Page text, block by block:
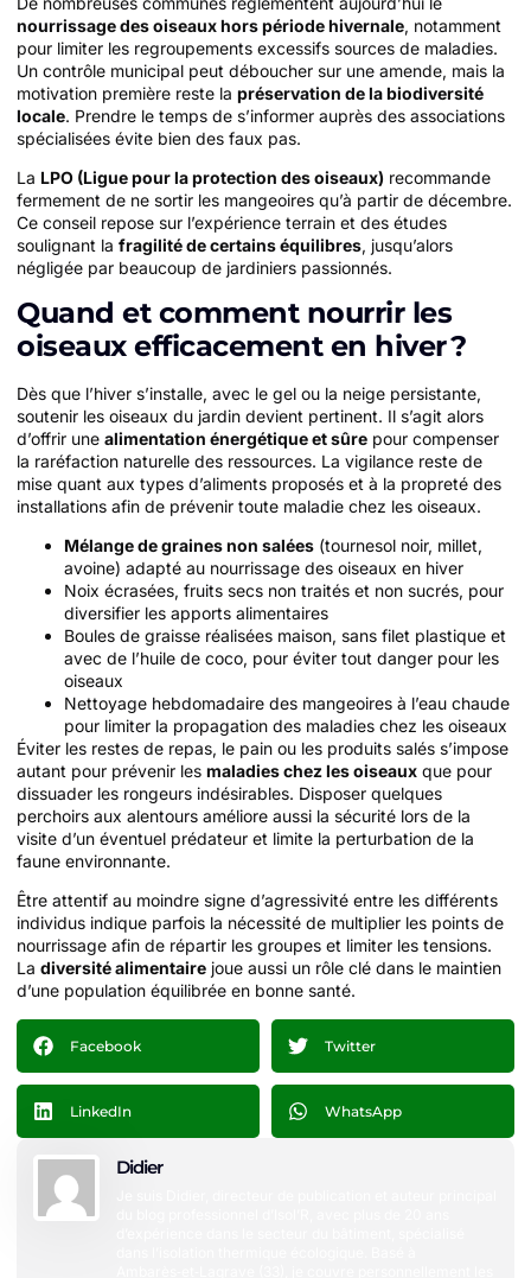
nourrissage des oiseaux hors période hivernale, notamment
pour limiter les regroupements excessifs sources de maladies.
Un contrôle municipal peut déboucher sur une amende, mais la
motivation première reste la préservation de la biodiversité
locale. Prendre le temps de s’informer auprès des associations
spécialisées évite bien des faux pas.
La LPO (Ligue pour la protection des oiseaux) recommande
fermement de ne sortir les mangeoires qu’à partir de décembre.
Ce conseil repose sur l’expérience terrain et des études
soulignant la fragilité de certains équilibres, jusqu’alors
négligée par beaucoup de jardiniers passionnés.
Quand et comment nourrir les
oiseaux efficacement en hiver ?
Dès que l’hiver s’installe, avec le gel ou la neige persistante,
soutenir les oiseaux du jardin devient pertinent. Il s’agit alors
d’offrir une alimentation énergétique et sûre pour compenser
la raréfaction naturelle des ressources. La vigilance reste de
mise quant aux types d’aliments proposés et à la propreté des
installations afin de prévenir toute maladie chez les oiseaux.
Mélange de graines non salées (tournesol noir, millet,
avoine) adapté au nourrissage des oiseaux en hiver
Noix écrasées, fruits secs non traités et non sucrés, pour
diversifier les apports alimentaires
Boules de graisse réalisées maison, sans filet plastique et
avec de l’huile de coco, pour éviter tout danger pour les
oiseaux
Nettoyage hebdomadaire des mangeoires à l’eau chaude
pour limiter la propagation des maladies chez les oiseaux
Éviter les restes de repas, le pain ou les produits salés s’impose
autant pour prévenir les maladies chez les oiseaux que pour
dissuader les rongeurs indésirables. Disposer quelques
perchoirs aux alentours améliore aussi la sécurité lors de la
visite d’un éventuel prédateur et limite la perturbation de la
faune environnante.
Être attentif au moindre signe d’agressivité entre les différents
individus indique parfois la nécessité de multiplier les points de
nourrissage afin de répartir les groupes et limiter les tensions.
La diversité alimentaire joue aussi un rôle clé dans le maintien
d’une population équilibrée en bonne santé.
Facebook Twitter
LinkedIn WhatsApp
Didier